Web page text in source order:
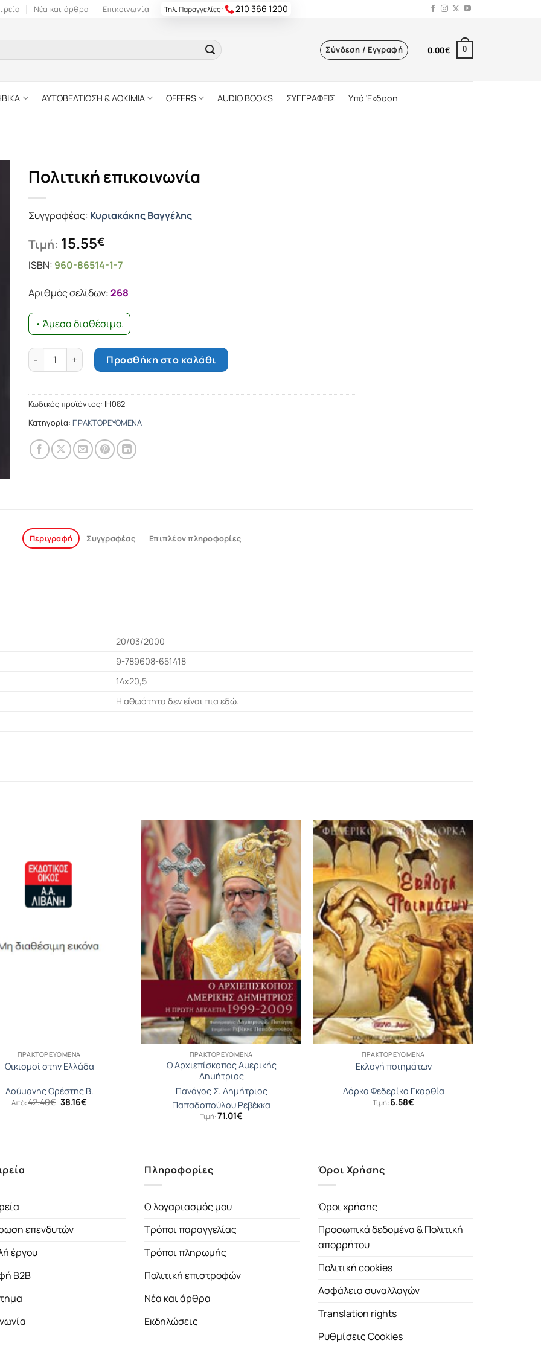
Νέα και άρθρα Επικοινωνία Τηλ. Παραγγελίες: 210 366 1200
Σύνδεση / Εγγραφή 0.00€ 0
ΑΥΤΟΒΕΛΤΙΩΣΗ & ΔΟΚΙΜΙΑ OFFERS AUDIO BOOKS ΣΥΓΓΡΑΦΕΙΣ Υπό Έκδοση
Πολιτική επικοινωνία
Συγγραφέας: Κυριακάκης Βαγγέλης
Τιμή: 15.55€
ISBN: 960-86514-1-7
Αριθμός σελίδων:268
• Άμεσα διαθέσιμο.
Πολιτική επικοινωνία ποσότηταΠροσθήκη στο καλάθι
Κωδικός προϊόντος: ΙΗ082
Κατηγορία: ΠΡΑΚΤΟΡΕΥΟΜΕΝΑ
Περιγραφή Συγγραφέας Επιπλέον πληροφορίες
20/03/2000
9-789608-651418
14x20,5
Η αθωότητα δεν είναι πια εδώ.
ΠΡΑΚΤΟΡΕΥΟΜΕΝΑ
Οικισμοί στην Ελλάδα
Δούμανης Ορέστης Β.
Από:42.40€ Original
price
38.16€Η
ΠΡΑΚΤΟΡΕΥΟΜΕΝΑ
Ο Αρχιεπίσκοπος Αμερικής
Δημήτριος
Πανάγος Σ. Δημήτριος
Παπαδοπούλου Ρεβέκκα
Τιμή:71.01€
ΠΡΑΚΤΟΡΕΥΟΜΕΝΑ
Εκλογή ποιημάτων
Λόρκα Φεδερίκο Γκαρθία
Τιμή: 6.58€
επενδυτών
έργου
B2B
Πληροφορίες
Ο λογαριασμός μου
Τρόποι παραγγελίας
Τρόποι πληρωμής
Πολιτική επιστροφών
Νέα και άρθρα
Εκδηλώσεις
Όροι Χρήσης
Όροι χρήσης
Προσωπικά δεδομένα & Πολιτική
απορρήτου
Πολιτική cookies
Ασφάλεια συναλλαγών
Translation rights
Ρυθμίσεις Cookies